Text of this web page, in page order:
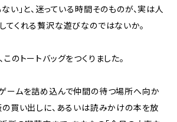
い」と、迷っている時間そのものが、実は人
てくれる贅沢な遊びなのではないか。
のトートバッグをつくりました。
ームを詰め込んで仲間の待つ場所へ向か
の買い出しに、あるいは読みかけの本を放